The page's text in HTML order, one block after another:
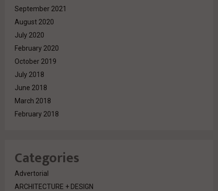
September 2021
August 2020
July 2020
February 2020
October 2019
July 2018
June 2018
March 2018
February 2018
Categories
Advertorial
ARCHITECTURE + DESIGN